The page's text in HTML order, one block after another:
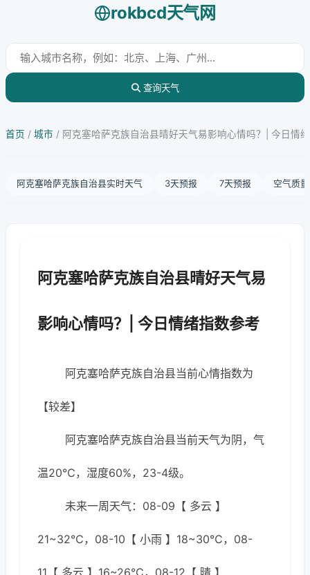
rokbcd天气网
查询天气
首页 / 城市 / 阿克塞哈萨克族自治县晴好天气易影响心情吗？| 今日情
阿克塞哈萨克族自治县实时天气 3天预报 7天预报 空气质量
阿克塞哈萨克族自治县晴好天气易
影响心情吗？| 今日情绪指数参考
阿克塞哈萨克族自治县当前心情指数为
【较差】
阿克塞哈萨克族自治县当前天气为阴，气
温20℃，湿度60%，23-4级。
未来一周天气：08-09【 多云 】
21~32℃，08-10【 小雨 】18~30℃，08-
11【 多云 】16~26℃，08-12【 晴 】